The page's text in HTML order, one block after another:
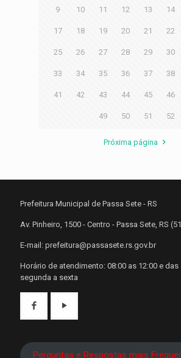
9 10 11 12 13 14
17 18 19 20 21 22
25 26 27 28 29 30
33 34 35 36 37 38
41 42 43 44 45 46
49 50 51 52
Próxima página
Prefeitura Municipal de Passa Sete - RS
Av. Pinheiro, 1500 - Centro - Passa Sete, RS
E-mail: prefeitura@passasete.rs.gov.br
Horário de atendimento: 08:00 as 12:00 e das
segunda a sexta
Perguntas e Respostas mais